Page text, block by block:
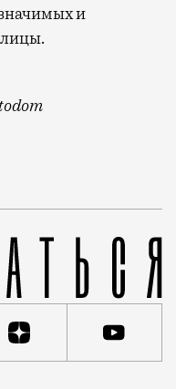
и
солнечная